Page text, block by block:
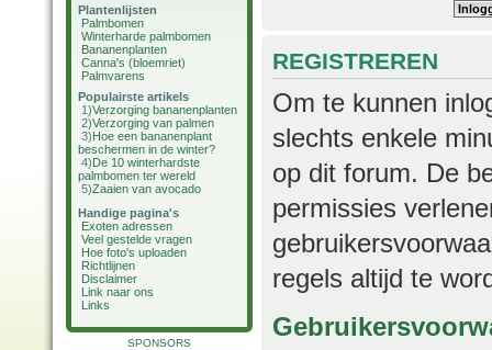
Plantenlijsten
Palmbomen
Winterharde palmbomen
Bananenplanten
Canna's (bloemriet)
Palmvarens
Populairste artikels
1)Verzorging bananenplanten
2)Verzorging van palmen
3)Hoe een bananenplant
beschermen in de winter?
4)De 10 winterhardste
palmbomen ter wereld
5)Zaaien van avocado
Handige pagina's
Exoten adressen
Veel gestelde vragen
Hoe foto's uploaden
Richtlijnen
Disclaimer
Link naar ons
Links
SPONSORS
REGISTREREN
Om te kunnen
slechts enkele
op dit forum. De
permissies
regels altijd te